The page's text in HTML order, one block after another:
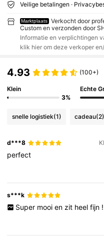
Veilige betalingen ·
Marktplaats
Verkocht door
Custom en verzonden door
Informatie en verplichtingen
klik hier om deze verkoper
4.93 (100+)
Klein
3%
Echte
snelle logistiek(1) cadeau(2)
d***8
perfect
s***k
Super mooi en zit heel fijn !